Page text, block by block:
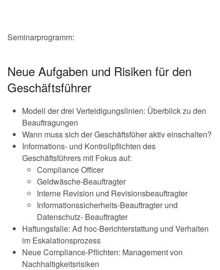
Seminarprogramm:
Neue Aufgaben und Risiken für den
Geschäftsführer
Modell der drei Verteidigungslinien: Überblick zu den
Beauftragungen
Wann muss sich der Geschäftsfüher aktiv einschalten?
Informations- und Kontrollpflichten des
Geschäftsführers mit Fokus auf:
Compliance Officer
Geldwäsche-Beauftragter
Interne Revision und Revisionsbeauftragter
Informationssicherheits-Beauftragter und
Datenschutz- Beauftragter
Haftungsfalle: Ad hoc-Berichterstattung und Verhalten
im Eskalationsprozess
Neue Compliance-Pflichten: Management von
Nachhaltigkeitsrisiken